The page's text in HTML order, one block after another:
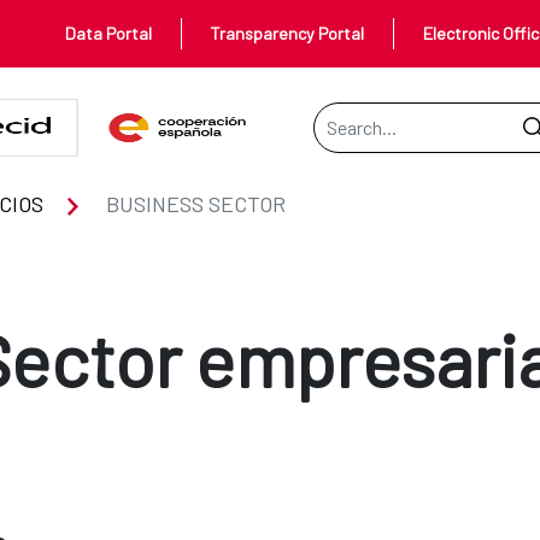
Data Portal Transparency Portal Electronic
Search Bar
BUSINESS SECTOR